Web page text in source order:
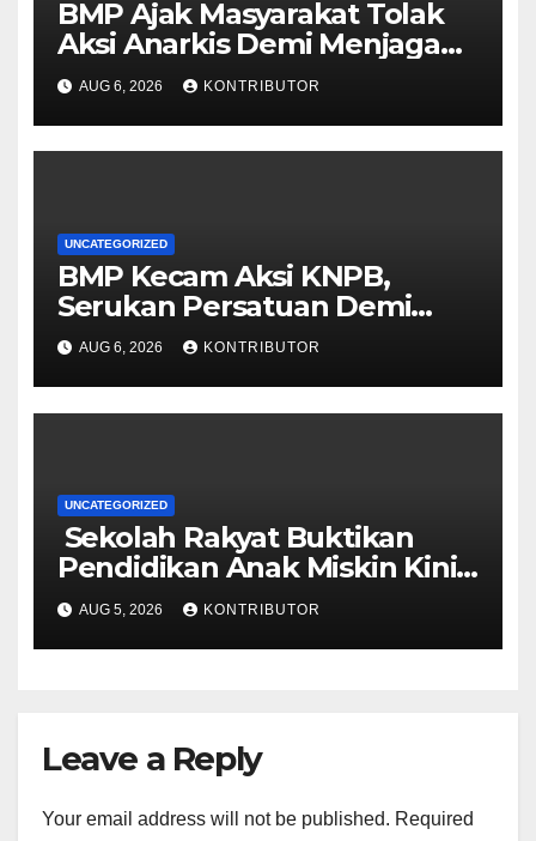
BMP Ajak Masyarakat Tolak
Aksi Anarkis Demi Menjaga
Keamanan dan
Pembangunan Papua
AUG 6, 2026 KONTRIBUTOR
UNCATEGORIZED
BMP Kecam Aksi KNPB,
Serukan Persatuan Demi
Papua yang Kondusif
AUG 6, 2026 KONTRIBUTOR
UNCATEGORIZED
Sekolah Rakyat Buktikan
Pendidikan Anak Miskin Kini
Menjadi Prioritas Negara
AUG 5, 2026 KONTRIBUTOR
Leave a Reply
Your email address will not be published. Required